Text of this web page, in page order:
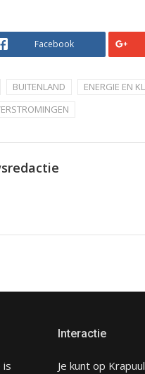
Facebook
BUITENLAND ENERGIE EN
is
Interactie
Je kunt op